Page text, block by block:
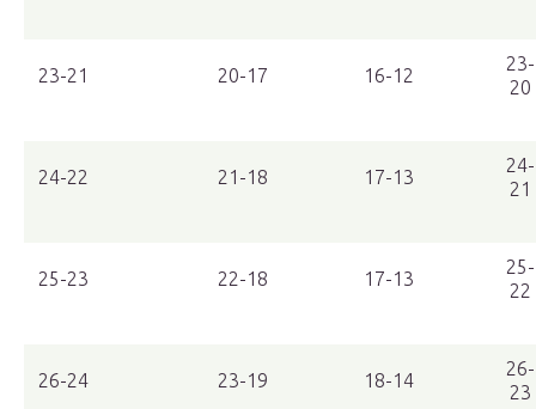
23-21 20-17 16-12
23-
20
24-22 21-18 17-13
24-
21
25-23 22-18 17-13
25-
22
26-24 23-19 18-14
26-
23